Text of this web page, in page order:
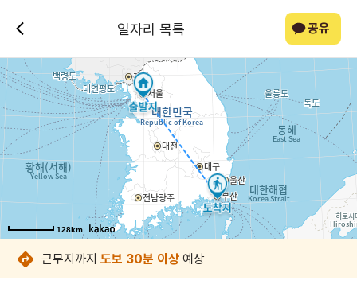
일자리 목록 공유
128km
128km
128km
128km
128km
128km
128km
128km
근무지까지 도보 30분 이상 예상